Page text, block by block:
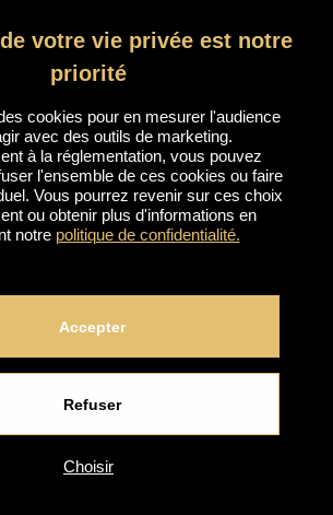
Lyon 6
+33(0)4 26 17 37 33
Aix
fermé temporairement
Nice
fermé temporairement
votre vie privée est notre
priorité
cookies pour en mesurer l'audience
avec des outils de marketing.
à la réglementation, vous pouvez
l'ensemble de ces cookies ou faire
Vous pourrez revenir sur ces choix
ou obtenir plus d'informations en
notre politique de confidentialité.
Accepter
Refuser
Choisir